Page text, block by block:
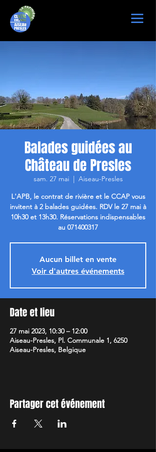
Balades guidées au
Château de Presles
sam. 27 mai
  |
Aiseau-Presles
L'APB, le contrat de rivière et le CCAP vous
invitent à 2 balades guidées. RDV le 27 mai à
10h30 et 13h30. Réservations indispensables
au 071400317
Aucun billet en vente
Voir d'autres événements
Date et lieu
27 mai 2023, 10:30 – 12:00
Aiseau-Presles, Pl. Communale 1, 6250
Aiseau-Presles, Belgique
Partager cet événement